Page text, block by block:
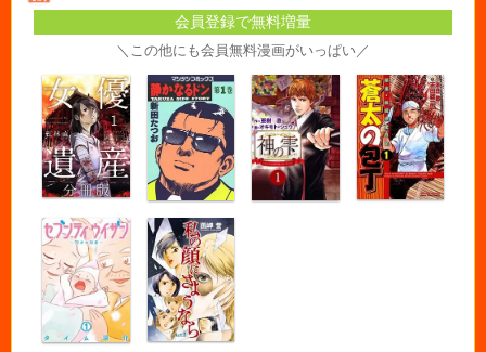
会員登録で無料増量
＼この他にも会員無料漫画がいっぱい／